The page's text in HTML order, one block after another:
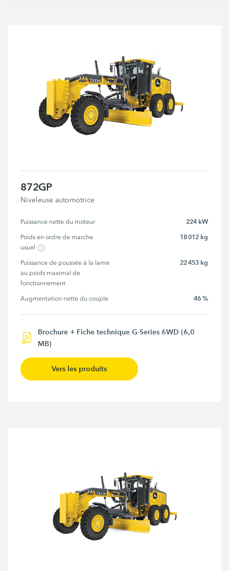
872GP
Niveleuse automotrice
Puissance nette du moteur 224 kW
Poids en ordre de marche
usuel
18 012 kg
Puissance de poussée à la lame
au poids maximal de
fonctionnement
22 453 kg
Augmentation nette du couple 46 %
Brochure + Fiche technique G-Series 6WD (6,0
MB)
Vers les produits